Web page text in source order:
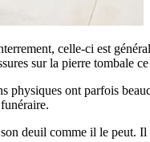
celle-ci est
sur la pierre tombale
physiques ont parfois
deuil comme il le peut.